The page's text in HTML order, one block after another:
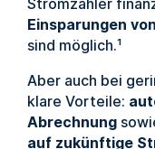
Stromzähler
Einsparungen
sind möglich.¹
Aber auch bei
klare Vorteile:
Abrechnung
auf zukünftige